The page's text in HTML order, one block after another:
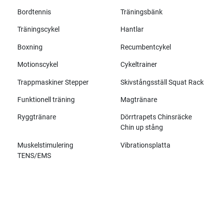
Bordtennis Träningsbänk
Träningscykel Hantlar
Boxning Recumbentcykel
Motionscykel Cykeltrainer
Trappmaskiner Stepper Skivstångsställ Squat Rack
Funktionell träning Magtränare
Ryggtränare
Dörrtrapets Chinsräcke
Chin up stång
Muskelstimulering
TENS/EMS
Vibrationsplatta